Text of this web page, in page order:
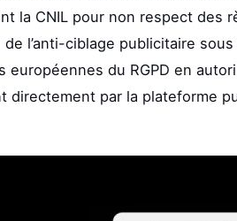
la CNIL pour non respect des
l’anti-ciblage publicitaire sous
européennes du RGPD en
directement par la plateforme